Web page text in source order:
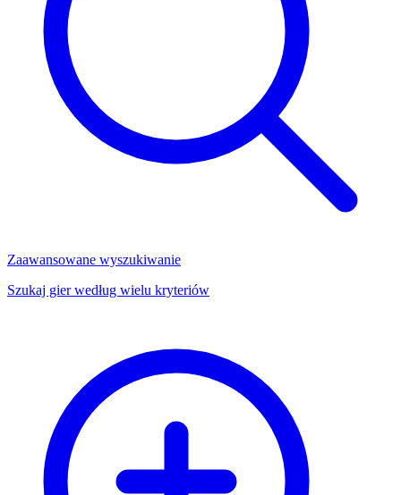
Zaawansowane wyszukiwanie
Szukaj gier według wielu kryteriów